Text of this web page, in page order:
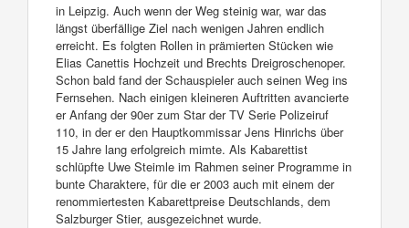
in Leipzig. Auch wenn der Weg steinig war, war das
längst überfällige Ziel nach wenigen Jahren endlich
erreicht. Es folgten Rollen in prämierten Stücken wie
Elias Canettis Hochzeit und Brechts Dreigroschenoper.
Schon bald fand der Schauspieler auch seinen Weg ins
Fernsehen. Nach einigen kleineren Auftritten avancierte
er Anfang der 90er zum Star der TV Serie Polizeiruf
110, in der er den Hauptkommissar Jens Hinrichs über
15 Jahre lang erfolgreich mimte. Als Kabarettist
schlüpfte Uwe Steimle im Rahmen seiner Programme in
bunte Charaktere, für die er 2003 auch mit einem der
renommiertesten Kabarettpreise Deutschlands, dem
Salzburger Stier, ausgezeichnet wurde.